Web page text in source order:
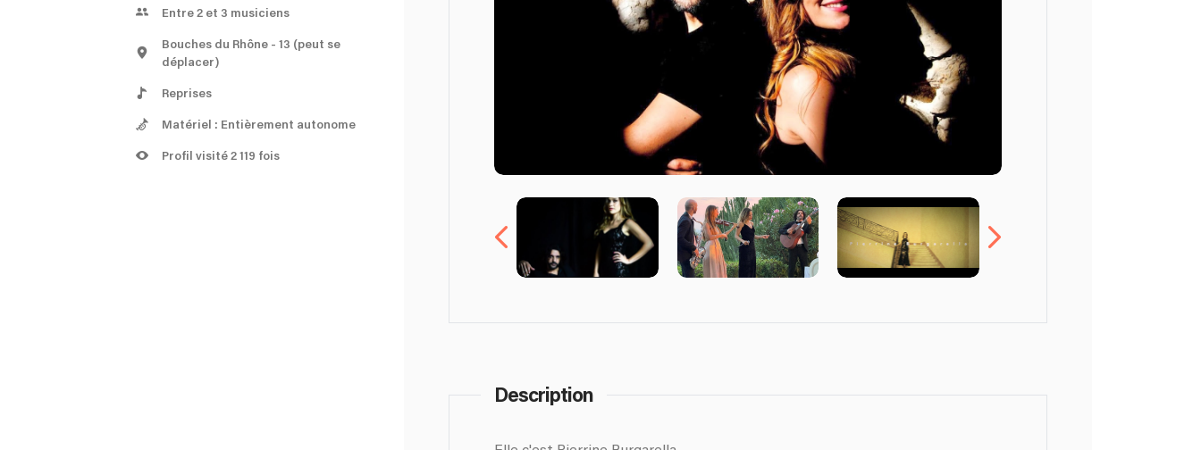
Entre 2 et 3 musiciens
Bouches du Rhône - 13 (peut se
déplacer)
Reprises
Matériel : Entièrement autonome
Profil visité 2 119 fois
Description